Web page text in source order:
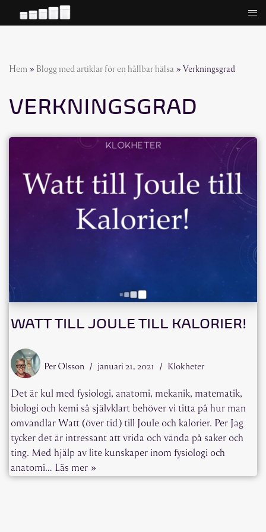
Hem » Blogg med artiklar för en hållbar hälsa » Verkningsgrad
VERKNINGSGRAD
WATT TILL JOULE TILL KALORIER!
Per Olsson januari 21, 2021 Klokheter
Det är kul med fysiologi, anatomi, mekanik, matematik,
biologi och kemi så självklart behöver vi titta på hur man
omvandlar Watt (över tid) till Joule och kalorier. Per Jag
tycker det är intressant att vrida och vända på saker och
ting. Med hjälp av lite kunskaper inom fysiologi och
anatomi… Läs mer »